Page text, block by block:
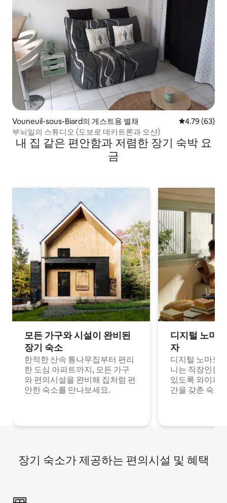
Vouneuil-sous-Biard의 게스트용 별채 평점 4.79점(5
4.79 (63)
부뇌일의 스튜디오 (도보로 데카트론과 오샨)
내 집 같은 편안함과 저렴한 장기 숙박 요
금
모든 가구와 시설이 완비된
장기 숙소
한적한 산속 통나무집부터 편리
한 도심 아파트까지, 모든 가구
와 편의시설을 완비해 집처럼 편
안한 숙소를 만나보세요.
디지털 노마
자
디지털 노마드
니는 직장인들
있도록 와이파
간을 갖춘 숙소
장기 숙소가 제공하는 편의시설 및 혜택